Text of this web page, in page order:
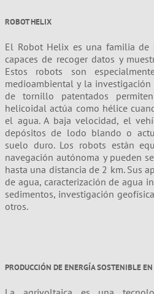
ROBOT HELIX
El Robot Helix es una familia de
capaces de recoger datos y
Estos robots son
medioambiental y la investigación
de tornillo patentados
helicoidal actúa como hélice
el agua. A baja velocidad, el
depósitos de lodo blando o
suelo duro. Los robots están
navegación autónoma y pueden
hasta una distancia de 2 km. Sus
de agua, caracterización de agua
sedimentos, investigación
otros.
PRODUCCIÓN DE ENERGÍA SOSTENIBLE